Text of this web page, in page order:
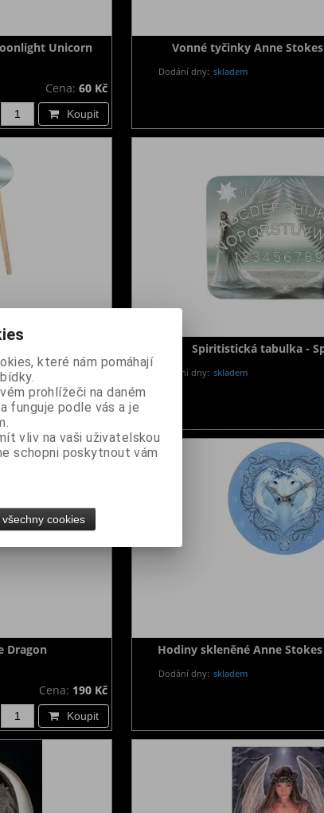
Unicorn
Cena: 60 Kč
Koupit
Vonné tyčinky Anne
Dodání dny: skladem
Cena:1 490 Kč
Koupit
Spiritistická tabulka -
Dodání dny: skladem
Dragon
Cena: 190 Kč
Koupit
Hodiny skleněné Anne
Dodání dny: skladem
které nám pomáhají
prohlížeči na daném
funguje podle vás a je
vliv na vaši uživatelskou
schopni poskytnout vám
všechny cookies